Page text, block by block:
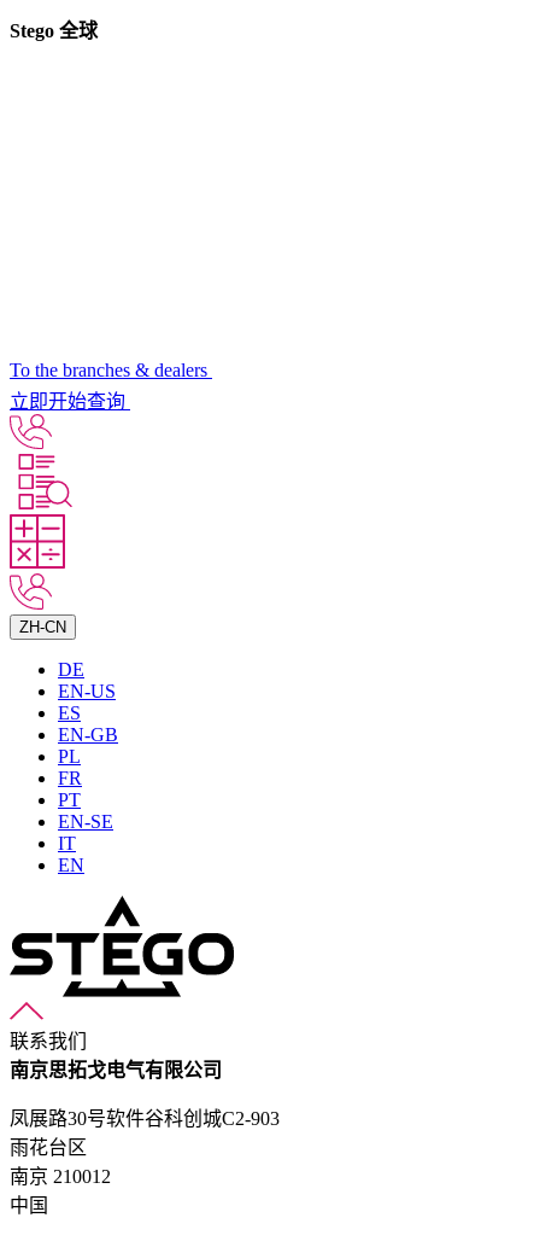
Stego 全球
To the branches & dealers
立即开始查询
ZH-CN
DE
EN-US
ES
EN-GB
PL
FR
PT
EN-SE
IT
EN
联系我们
南京思拓戈电气有限公司
凤展路30号软件谷科创城C2-903
雨花台区
南京 210012
中国